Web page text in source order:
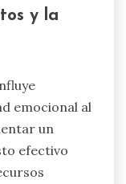
y la
emocional al
un
efectivo